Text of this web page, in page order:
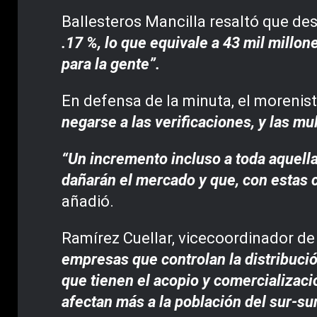
Ballesteros Mancilla resaltó que
.17 %, lo que equivale a 43 mil
para la gente”.
En defensa de la minuta, el
negarse a las verificaciones, y las
“Un incremento incluso a toda
dañarán el mercado y que, con
añadió.
Ramírez Cuellar, vicecoordinador
empresas que controlan la
que tienen el acopio y
afectan más a la población del sur-